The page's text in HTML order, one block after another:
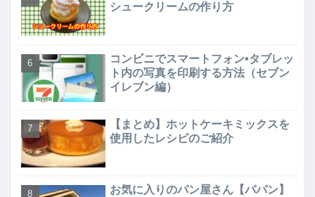
シュークリームの作り方
コンビニでスマートフォン•タブレッ
ト内の写真を印刷する方法（セブン
イレブン編）
【まとめ】ホットケーキミックスを
使用したレシピのご紹介
お気に入りのパン屋さん【パパン】